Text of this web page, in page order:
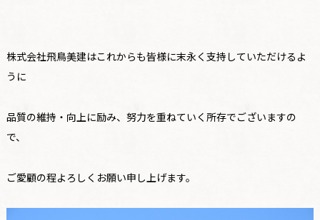
株式会社飛鳥美建はこれからも皆様に末永く支持していただけるよ
うに
品質の維持・向上に励み、努力を重ねていく所存でございますの
で、
ご愛顧の程よろしくお願い申し上げます。